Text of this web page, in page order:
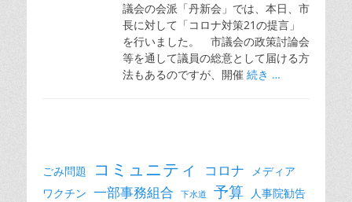
議会の会派「丹新会」では、本日、市
長に対して「コロナ対策21の提言」
を行いました。 市議会の政策討論会
等を通して議員の総意として届ける方
法もあるのですが、開催 続き …
ごみ問題 コミュニティ コロナ
メディア
ワクチン 一部事務組合 下水道 予算 人事院勧告